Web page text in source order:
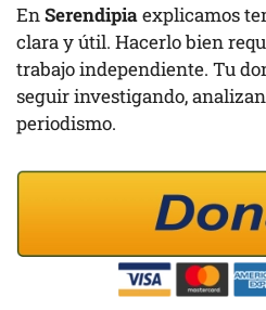
EnSerendipiaexplicamos
clara y útil. Hacerlo bien
trabajo independiente. Tu
seguir investigando,
periodismo.